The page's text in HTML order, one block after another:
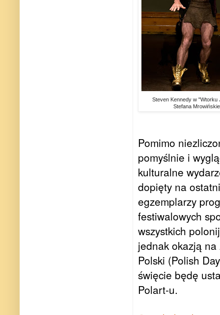
Steven Kennedy w "Wtorku
Stefana
Pomimo
pomyślnie i
kulturalne
dopięty na
egzemplarzy
festiwalowych
wszystkich
jednak okazją
Polski (Polish
święcie będę
Polart-u.